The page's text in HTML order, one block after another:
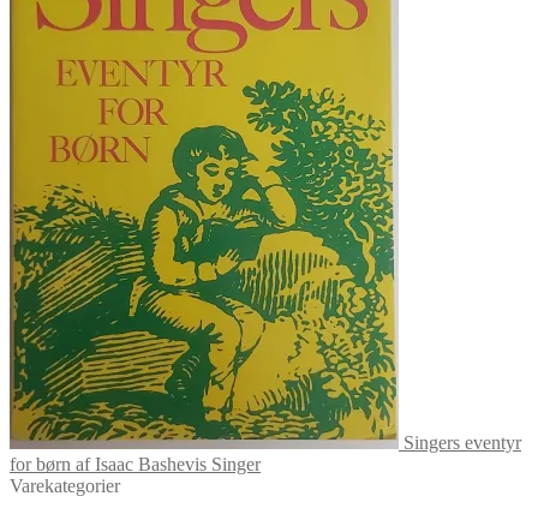
Singers eventyr
for børn af Isaac Bashevis Singer
Varekategorier